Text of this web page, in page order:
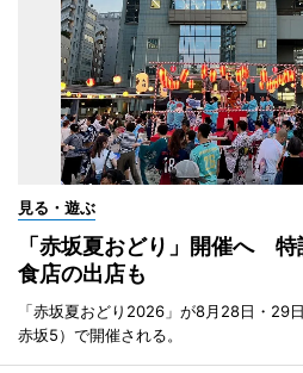
見る・遊ぶ
「赤坂夏おどり」開催へ
食店の出店も
「赤坂夏おどり2026」が8月28日・29
赤坂5）で開催される。